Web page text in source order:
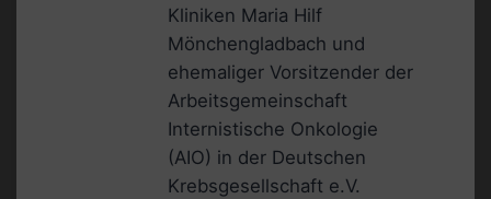
Kliniken Maria Hilf
Mönchengladbach und
ehemaliger Vorsitzender der
Arbeitsgemeinschaft
Internistische Onkologie
(AIO) in der Deutschen
Krebsgesellschaft e.V.